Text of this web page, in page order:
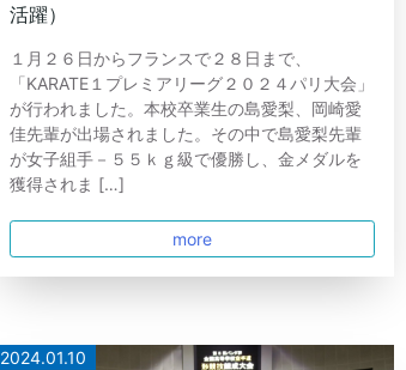
活躍）
１月２６日からフランスで２８日まで、
「KARATE１プレミアリーグ２０２４パリ大会」
が行われました。本校卒業生の島愛梨、岡崎愛
佳先輩が出場されました。その中で島愛梨先輩
が女子組手－５５ｋｇ級で優勝し、金メダルを
獲得されま […]
more
2024.01.10